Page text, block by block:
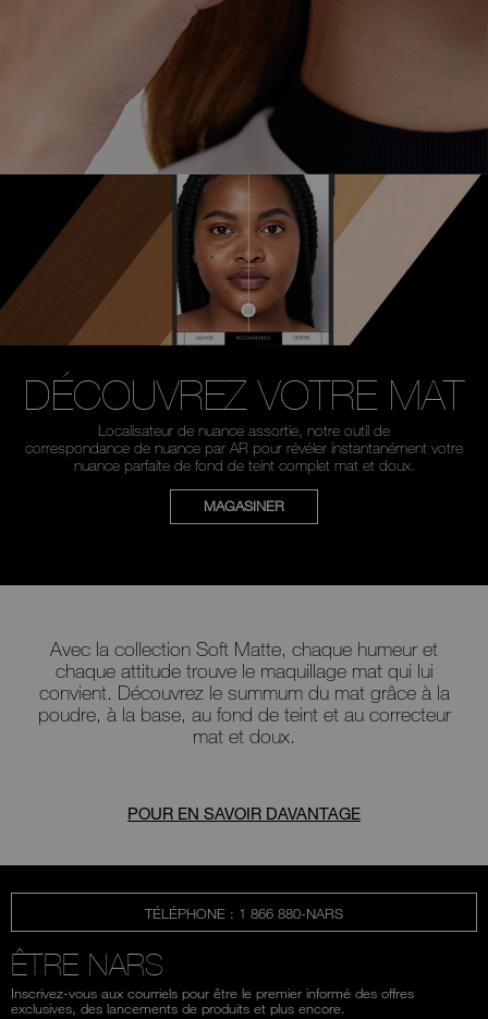
DÉCOUVREZ VOTRE MAT
Localisateur de nuance assortie, notre outil de
correspondance de nuance par AR pour révéler instantanément votre
nuance parfaite de fond de teint complet mat et doux.
MAGASINER
Avec la collection Soft Matte, chaque humeur et
chaque attitude trouve le maquillage mat qui lui
convient. Découvrez le summum du mat grâce à la
poudre, à la base, au fond de teint et au correcteur
mat et doux.
POUR EN SAVOIR DAVANTAGE
TÉLÉPHONE : 1 866 880-NARS
ÊTRE NARS
Inscrivez-vous aux courriels pour être le premier informé des offres
exclusives, des lancements de produits et plus encore.